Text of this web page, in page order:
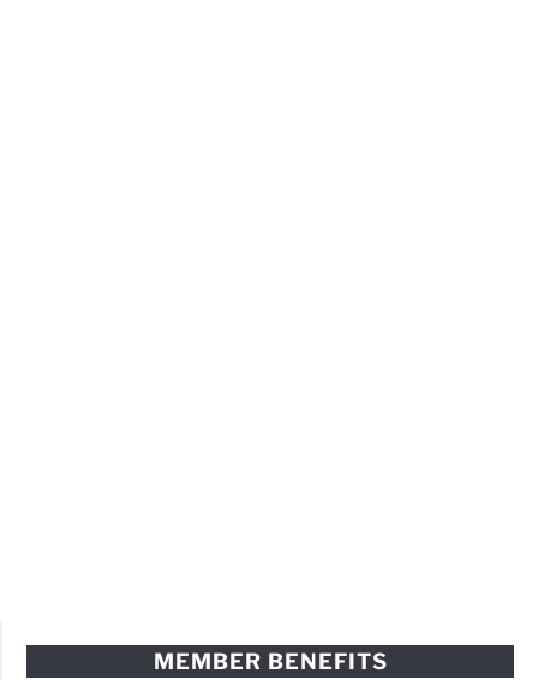
MEMBER BENEFITS